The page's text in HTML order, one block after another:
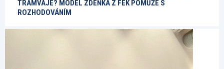
TRAMVAJE? MODEL ZDEŇKA Z FEK POMŮŽE S
ROZHODOVÁNÍM